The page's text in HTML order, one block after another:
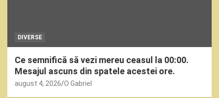
DIVERSE
Ce semnifică să vezi mereu ceasul la 00:00.
Mesajul ascuns din spatele acestei ore.
august 4, 2026 O Gabriel